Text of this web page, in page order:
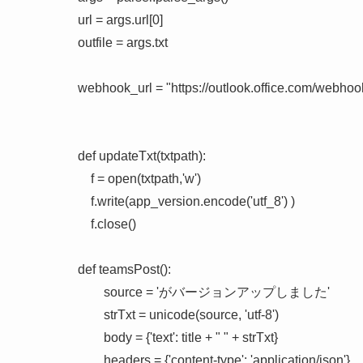
url = args.url[0]
outfile = args.txt
webhook_url = "https://outlook.office.com/
def updateTxt(txtpath):
    f = open(txtpath,'w')
    f.write(app_version.encode('utf_8') )
    f.close()
def teamsPost():
        source = 'がバージョンアップしました'
        strTxt = unicode(source, 'utf-8')
        body = {'text': title + " " + strTxt}
        headers = {'content-type': 'application/json'}